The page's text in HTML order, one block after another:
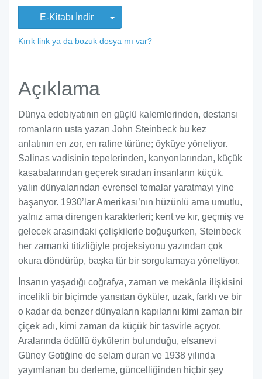
E-Kitabı İndir
Kırık link ya da bozuk dosya mı var?
Açıklama
Dünya edebiyatının en güçlü kalemlerinden, destansı
romanların usta yazarı John Steinbeck bu kez
anlatının en zor, en rafine türüne; öyküye yöneliyor.
Salinas vadisinin tepelerinden, kanyonlarından, küçük
kasabalarından geçerek sıradan insanların küçük,
yalın dünyalarından evrensel temalar yaratmayı yine
başarıyor. 1930’lar Amerikası’nın hüzünlü ama umutlu,
yalnız ama direngen karakterleri; kent ve kır, geçmiş ve
gelecek arasındaki çelişkilerle boğuşurken, Steinbeck
her zamanki titizliğiyle projeksiyonu yazından çok
okura döndürüp, başka tür bir sorgulamaya yöneltiyor.
İnsanın yaşadığı coğrafya, zaman ve mekânla ilişkisini
incelikli bir biçimde yansıtan öyküler, uzak, farklı ve bir
o kadar da benzer dünyaların kapılarını kimi zaman bir
çiçek adı, kimi zaman da küçük bir tasvirle açıyor.
Aralarında ödüllü öykülerin bulunduğu, efsanevi
Güney Gotiğine de selam duran ve 1938 yılında
yayımlanan bu derleme, güncelliğinden hiçbir şey